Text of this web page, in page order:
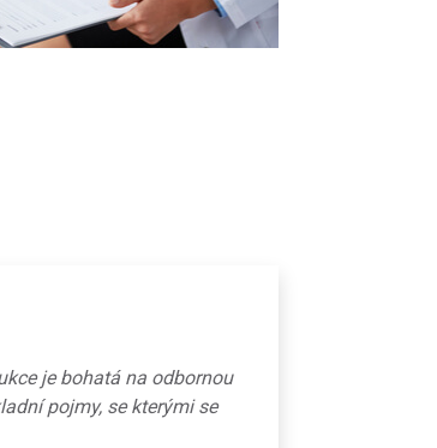
je bohatá na odbornou
pojmy, se kterými se